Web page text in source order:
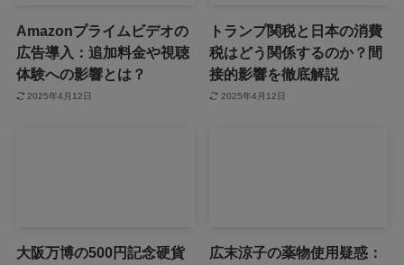
Amazonプライムビデオの
広告導入：追加料金や視聴
体験への影響とは？
2025年4月12日
トランプ関税と日本の消費
税はどう関係するのか？間
接的影響を徹底解説
2025年4月12日
大阪万博の500円記念硬貨
広末涼子の薬物使用疑惑：